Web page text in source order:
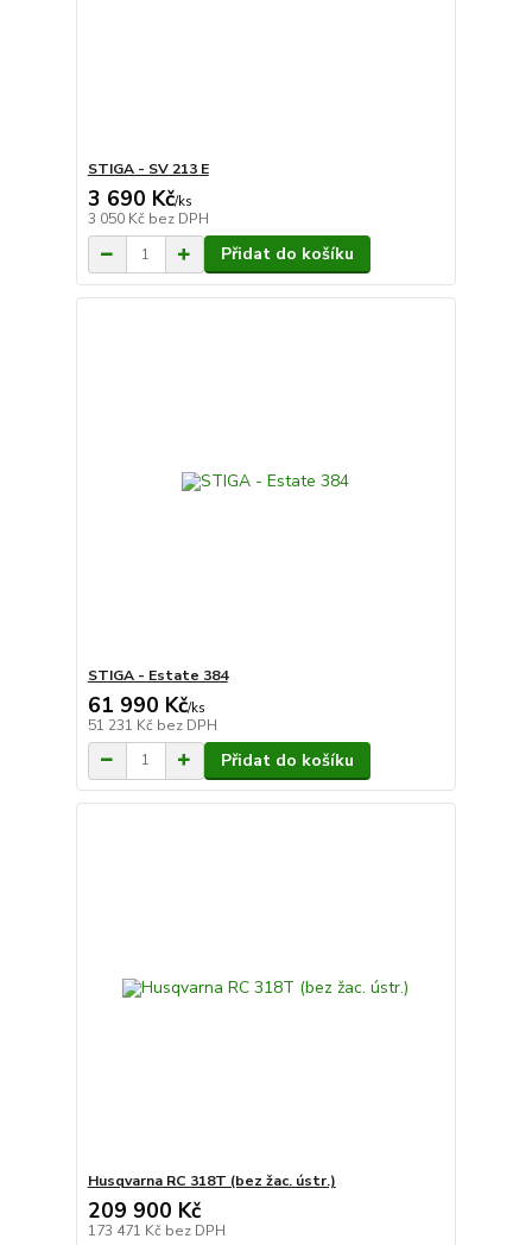
STIGA - SV 213 E
3 690 Kč/ks
3 050 Kč bez DPH
Přidat do košíku
STIGA - Estate 384
61 990 Kč/ks
51 231 Kč bez DPH
Přidat do košíku
Husqvarna RC 318T (bez žac. ústr.)
209 900 Kč
173 471 Kč bez DPH